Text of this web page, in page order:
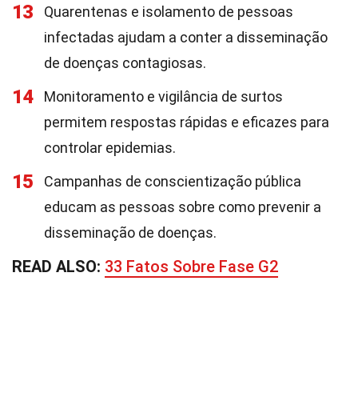
13
Quarentenas e isolamento de pessoas
infectadas ajudam a conter a disseminação
de doenças contagiosas.
14
Monitoramento e vigilância de surtos
permitem respostas rápidas e eficazes para
controlar epidemias.
15
Campanhas de conscientização pública
educam as pessoas sobre como prevenir a
disseminação de doenças.
READ ALSO: 33 Fatos Sobre Fase G2